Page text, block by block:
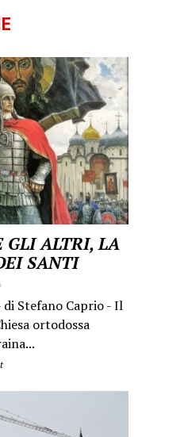
GLI ALTRI, LA
SANTI
di Stefano Caprio - Il
ortodossa